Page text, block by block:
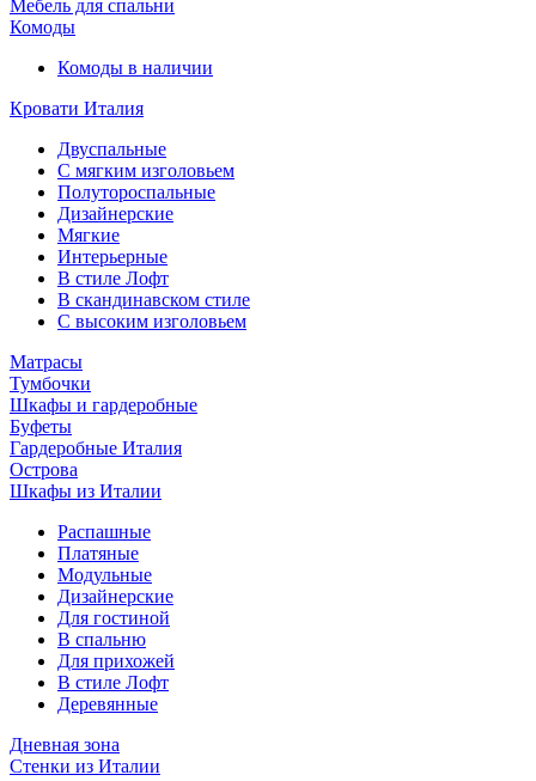
Мебель для спальни
Комоды
Комоды в наличии
Кровати Италия
Двуспальные
С мягким изголовьем
Полутороспальные
Дизайнерские
Мягкие
Интерьерные
В стиле Лофт
В скандинавском стиле
С высоким изголовьем
Матрасы
Тумбочки
Шкафы и гардеробные
Буфеты
Гардеробные Италия
Острова
Шкафы из Италии
Распашные
Платяные
Модульные
Дизайнерские
Для гостиной
В спальню
Для прихожей
В стиле Лофт
Деревянные
Дневная зона
Стенки из Италии